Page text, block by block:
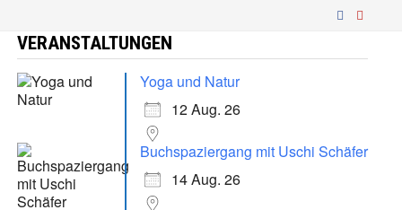
VERANSTALTUNGEN
Yoga und Natur
12 Aug. 26
Buchspaziergang mit Uschi Schäfer
14 Aug. 26